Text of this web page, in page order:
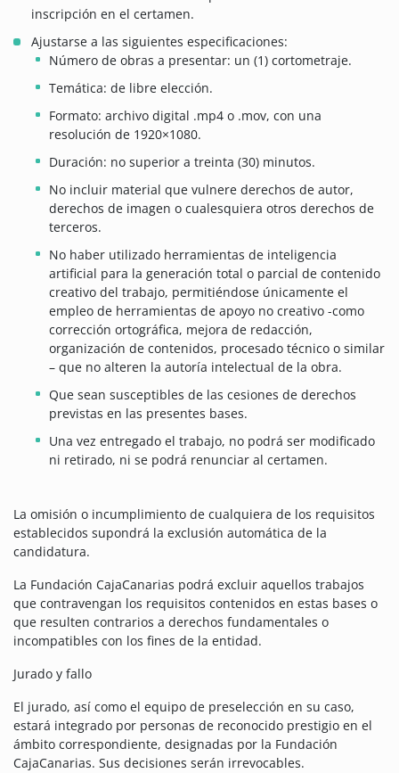
inscripción en el certamen.
Ajustarse a las siguientes especificaciones:
Número de obras a presentar: un (1) cortometraje.
Temática: de libre elección.
Formato: archivo digital .mp4 o .mov, con una
resolución de 1920×1080.
Duración: no superior a treinta (30) minutos.
No incluir material que vulnere derechos de autor,
derechos de imagen o cualesquiera otros derechos de
terceros.
No haber utilizado herramientas de inteligencia
artificial para la generación total o parcial de contenido
creativo del trabajo, permitiéndose únicamente el
empleo de herramientas de apoyo no creativo -como
corrección ortográfica, mejora de redacción,
organización de contenidos, procesado técnico o similar
– que no alteren la autoría intelectual de la obra.
Que sean susceptibles de las cesiones de derechos
previstas en las presentes bases.
Una vez entregado el trabajo, no podrá ser modificado
ni retirado, ni se podrá renunciar al certamen.
La omisión o incumplimiento de cualquiera de los requisitos
establecidos supondrá la exclusión automática de la
candidatura.
La Fundación CajaCanarias podrá excluir aquellos trabajos
que contravengan los requisitos contenidos en estas bases o
que resulten contrarios a derechos fundamentales o
incompatibles con los fines de la entidad.
Jurado y fallo
El jurado, así como el equipo de preselección en su caso,
estará integrado por personas de reconocido prestigio en el
ámbito correspondiente, designadas por la Fundación
CajaCanarias. Sus decisiones serán irrevocables.